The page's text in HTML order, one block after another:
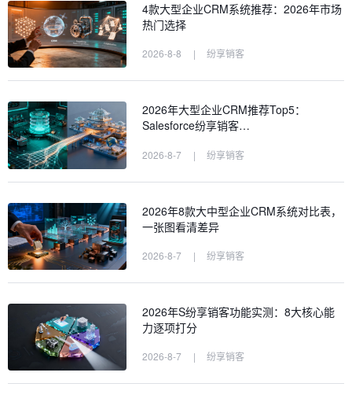
4款大型企业CRM系统推荐：2026年市场
热门选择
2026-8-8 | 纷享销客
2026年大型企业CRM推荐Top5：
Salesforce纷享销客…
2026-8-7 | 纷享销客
2026年8款大中型企业CRM系统对比表，
一张图看清差异
2026-8-7 | 纷享销客
2026年S纷享销客功能实测：8大核心能
力逐项打分
2026-8-7 | 纷享销客